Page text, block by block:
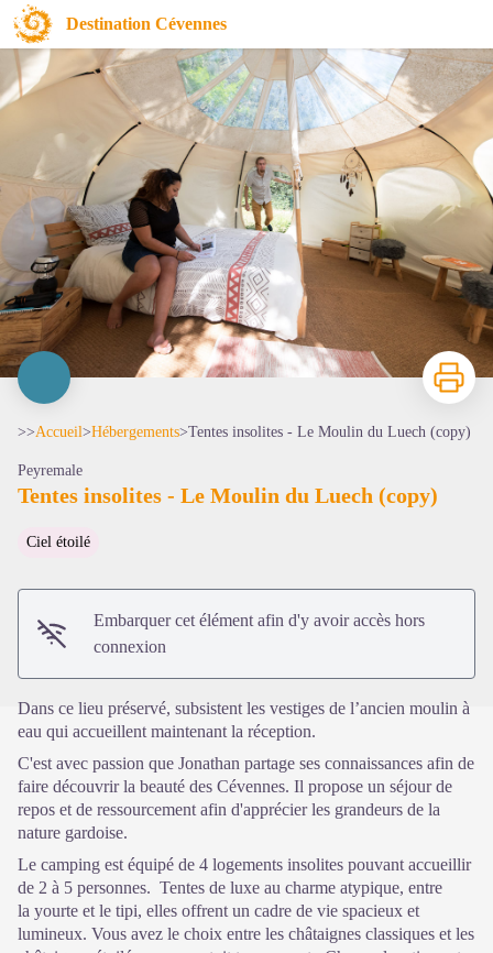
Destination Cévennes
Tentes insolites - Le Moulin du Luech (copy)
Imprimer
>>Accueil>Hébergements>Tentes insolites - Le Moulin du Luech (copy)
Peyremale
Tentes insolites - Le Moulin du Luech (copy)
Ciel étoilé
Embarquer cet élément afin d'y avoir accès hors
connexion
Dans ce lieu préservé, subsistent les vestiges de l’ancien moulin à
eau qui accueillent maintenant la réception.
C'est avec passion que Jonathan partage ses connaissances afin de
faire découvrir la beauté des Cévennes. Il propose un séjour de
repos et de ressourcement afin d'apprécier les grandeurs de la
nature gardoise.
Le camping est équipé de 4 logements insolites pouvant accueillir
de 2 à 5 personnes. Tentes de luxe au charme atypique, entre
la yourte et le tipi, elles offrent un cadre de vie spacieux et
lumineux. Vous avez le choix entre les châtaignes classiques et les